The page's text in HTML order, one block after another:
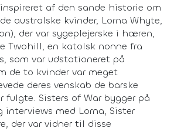
af den sande historie om
australske kvinder, Lorna Whyte,
der var sygeplejerske i hæren,
Twohill, en katolsk nonne fra
som var udstationeret på
de to kvinder var meget
deres venskab de barske
fulgte. Sisters of War bygger på
interviews med Lorna, Sister
der var vidner til disse